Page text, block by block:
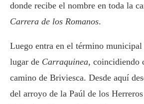
donde recibe el nombre en toda la
Carrera de los Romanos.
Luego entra en el término
lugar de Carraquinea, coincidiendo
camino de Briviesca. Desde aquí
del arroyo de la Paúl de los